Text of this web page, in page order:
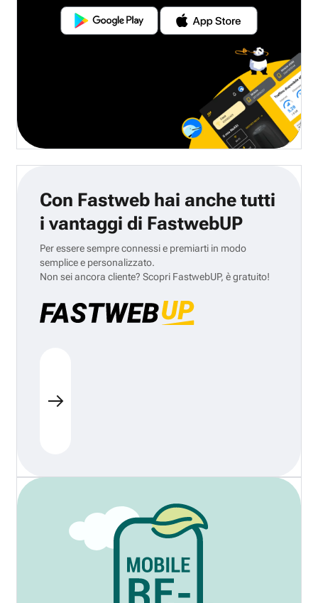
Con Fastweb hai anche tutti
i vantaggi di FastwebUP
Per essere sempre connessi e premiarti in modo
semplice e personalizzato.
Non sei ancora cliente? Scopri FastwebUP, è gratuito!